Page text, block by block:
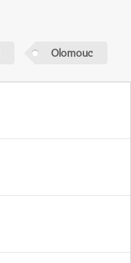
Olomouc